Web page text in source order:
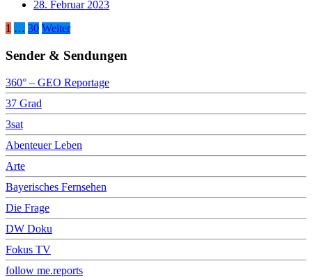
28. Februar 2023
Seitennummerierung
der
Beiträge
1 … 30 Weiter
Sender & Sendungen
360° – GEO Reportage
37 Grad
3sat
Abenteuer Leben
Arte
Bayerisches Fernsehen
Die Frage
DW Doku
Fokus TV
follow me.reports